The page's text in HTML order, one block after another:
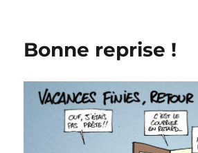
profs
Bonne reprise !